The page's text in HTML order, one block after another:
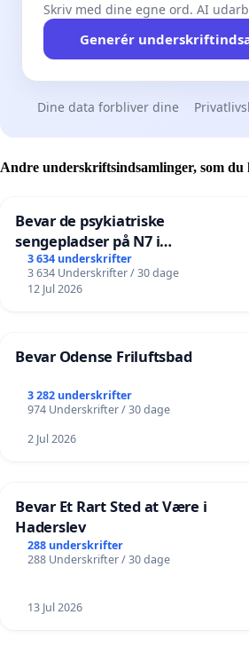
Skriv med dine egne ord. AI
Generér
Dine data forbliver dine
Andre underskriftsindsamlinger, som
Bevar de psykiatriske
sengepladser på N7 i
Frederikshavn
3 634 underskrifter
3 634 Underskrifter / 30 dage
12 Jul 2026
Bevar Odense Friluftsbad
3 282 underskrifter
974 Underskrifter / 30 dage
2 Jul 2026
Bevar Et Rart Sted at Være i
Haderslev
288 underskrifter
288 Underskrifter / 30 dage
13 Jul 2026